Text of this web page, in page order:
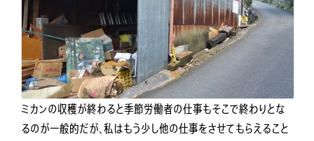
ミカンの収穫が終わると季節労働者の仕事もそこで終わりとな
るのが一般的だが、私はもう少し他の仕事をさせてもらえること